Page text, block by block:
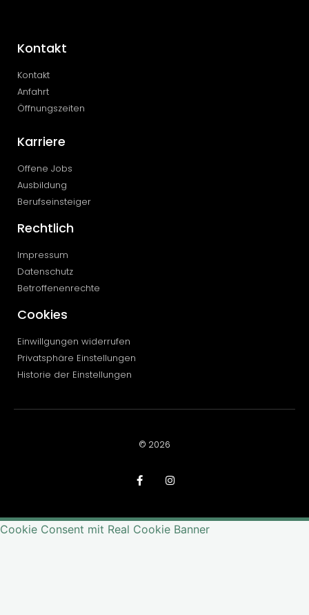
Kontakt
Kontakt
Anfahrt
Öffnungszeiten
Karriere
Offene Jobs
Ausbildung
Berufseinsteiger
Rechtlich
Impressum
Datenschutz
Betroffenenrechte
Cookies
Einwillgungen widerrufen
Privatsphäre Einstellungen
Historie der Einstellungen
© 2026
Cookie Consent mit Real Cookie Banner